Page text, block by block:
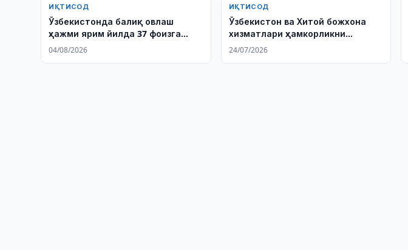
ИҚТИСОД
Ўзбекистонда балиқ овлаш
ҳажми ярим йилда 37 фоизга
ошди
04/08/2026
ИҚТИСОД
Ўзбекистон ва Хитой божхона
хизматлари ҳамкорликни
кенгайтиради
24/07/2026